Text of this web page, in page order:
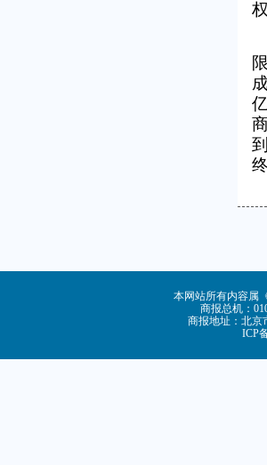
本网站所有内容属
商报总机：
商报地址：北京
ICP